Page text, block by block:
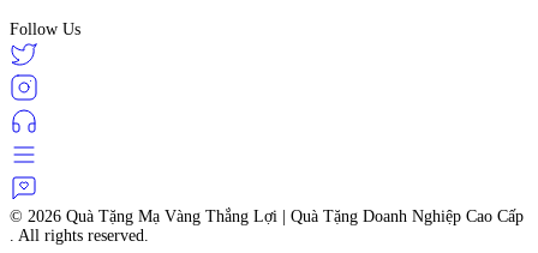
Follow Us
© 2026 Quà Tặng Mạ Vàng Thắng Lợi | Quà Tặng Doanh Nghiệp Cao Cấp
. All rights reserved.